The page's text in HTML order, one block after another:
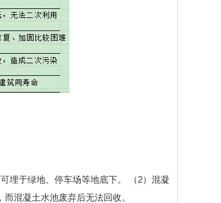
埋于绿地、停车场等地底下。
（2）混凝
混凝土水池废弃后无法回收。